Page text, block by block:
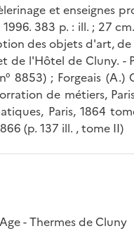
et enseignes
383 p. : ill. ; 27
des objets d'art,
de l'Hôtel de Cluny. -
8853) ; Forgeais
de métiers,
Paris, 1864
(p. 137 ill. , tome II)
- Thermes de Cluny